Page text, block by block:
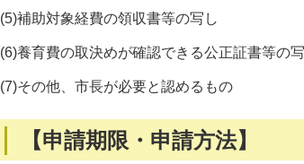
(5)補助対象経費の領収書等の写し
(6)養育費の取決めが確認できる公正証書等の
(7)その他、市長が必要と認めるもの
【申請期限・申請方法】